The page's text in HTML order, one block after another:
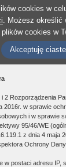
cookies w
. Możesz określić
cookies w
Akceptuję
2 Rozporządzenia
2016r. w sprawie
i w sprawie
95/46/WE
z dnia 4 maja
Ochrony
w postaci adresu IP,